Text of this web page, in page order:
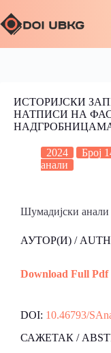
ИСТОРИЈСКИ
НАТПИСИ НА
2024 Број
анали
Шумадијски анали
АУТОР(И) /
Download Full Pdf
DOI: 10.46793/
САЖЕТАК /